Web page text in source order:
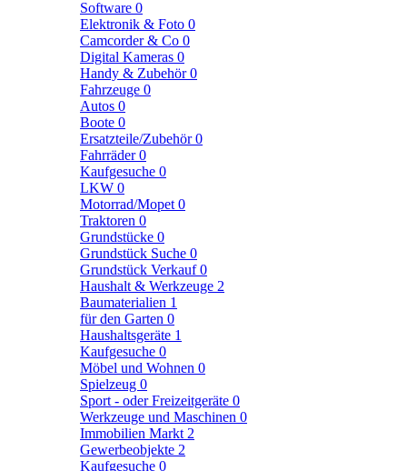
Software 0
Elektronik & Foto 0
Camcorder & Co 0
Digital Kameras 0
Handy & Zubehör0
Fahrzeuge 0
Autos 0
Boote 0
Ersatzteile/Zubehör0
Fahrräder0
Kaufgesuche 0
LKW 0
Motorrad/Mopet 0
Traktoren 0
Grundstücke 0
Grundstück Suche 0
Grundstück Verkauf0
Haushalt & Werkzeuge 2
Baumaterialien 1
für den Garten 0
Haushaltsgeräte 1
Kaufgesuche 0
Möbel und Wohnen 0
Spielzeug 0
Sport - oder Freizeitgeräte 0
Werkzeuge und Maschinen 0
Immobilien Markt 2
Gewerbeobjekte 2
Kaufgesuche 0